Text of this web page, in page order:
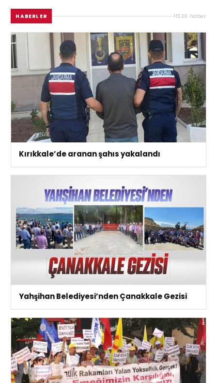
HABERLER 11530 haber
Kırıkkale’de aranan şahıs yakalandı
Yahşihan Belediyesi’nden Çanakkale Gezisi